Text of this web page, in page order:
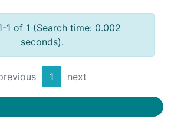
1 of 1 (Search time: 0.002
seconds).
1 next